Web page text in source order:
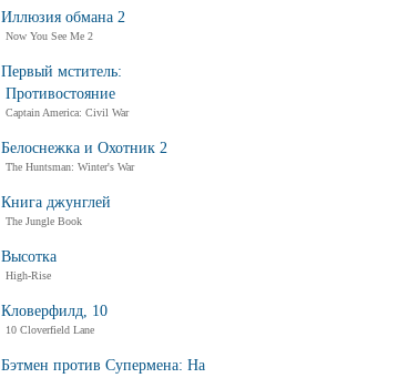
Иллюзия обмана 2
Now You See Me 2
Первый мститель:
Противостояние
Captain America: Civil War
Белоснежка и Охотник 2
The Huntsman: Winter's War
Книга джунглей
The Jungle Book
Высотка
High-Rise
Кловерфилд, 10
10 Cloverfield Lane
Бэтмен против Супермена: На